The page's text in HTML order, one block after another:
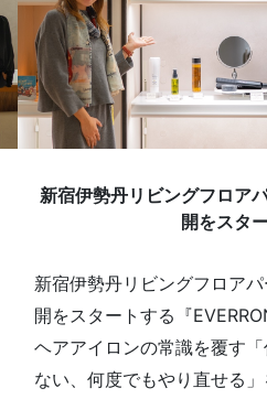
新宿伊勢丹リビングフロア
開をスタ
新宿伊勢丹リビングフロア
開をスタートする『
ヘアアイロンの常識を覆す
ない、何度でもやり直せる